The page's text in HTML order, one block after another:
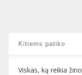
Kitiems patiko
Viskas, ką reikia